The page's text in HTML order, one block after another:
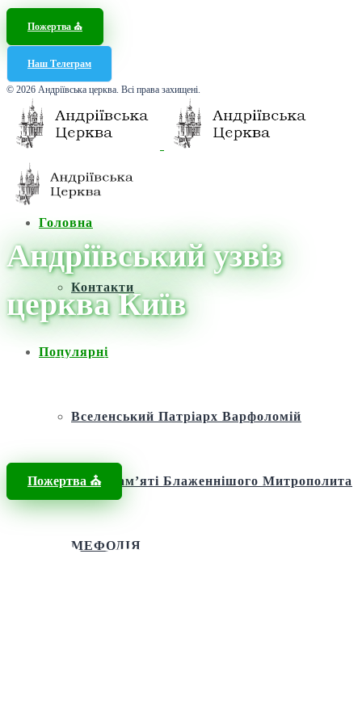
Пожертва ⛪️
Наш Телеграм
© 2026 Андріївська церква. Всі права захищені.
Головна
Контакти
Популярні
Вселенський Патріарх Варфоломій
Фонд пам’яті Блаженнішого Митрополита
МЕФОДІЯ
Пожертва ⛪️
Андріївський узвіз
церква Київ
Головна / Новини /Андріївський узвіз церква Київ